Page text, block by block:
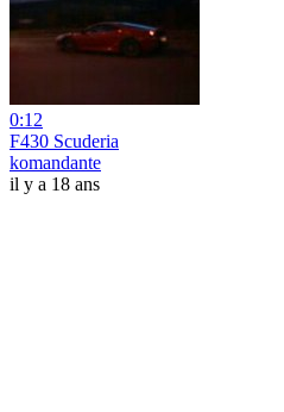
0:12
F430 Scuderia
komandante
il y a 18 ans